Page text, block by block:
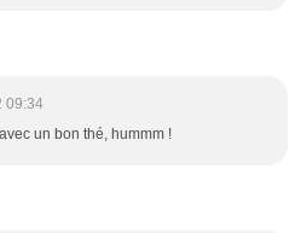
09:34
un bon thé, hummm !